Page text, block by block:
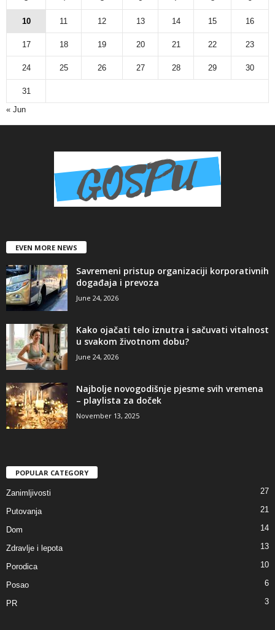
10 11 12 13 14 15 16
17 18 19 20 21 22 23
24 25 26 27 28 29 30
31
« Jun
EVEN MORE NEWS
Savremeni pristup organizaciji korporativnih
događaja i prevoza
June 24, 2026
Kako ojačati telo iznutra i sačuvati vitalnost
u svakom životnom dobu?
June 24, 2026
Najbolje novogodišnje pjesme svih vremena
– playlista za doček
November 13, 2025
POPULAR CATEGORY
Zanimljivosti 27
Putovanja 21
Dom 14
Zdravlje i lepota 13
Porodica 10
Posao 6
PR 3